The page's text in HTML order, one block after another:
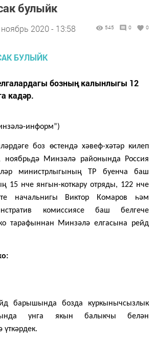
булыйк
2020 - 13:58 545 0 0
бозның калынлыгы 12
кадәр.
информ”)
боз өстендә хәвеф-хәтәр килеп
ноябрьдә Минзәлә районында Россия
министрлыгының ТР буенча баш
15 нче янгын-коткару отряды, 122 нче
начальнигы Виктор Комаров һәм
комиссиясе баш белгече
тарафыннан Минзәлә елгасына рейд
барышында бозда куркынычсызлык
унга якын балыкчы белән
үткәрдек.